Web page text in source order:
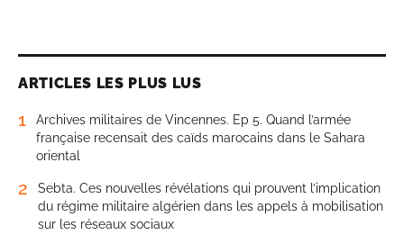
ARTICLES LES PLUS LUS
1
Archives militaires de Vincennes. Ep 5. Quand l’armée
française recensait des caïds marocains dans le Sahara
oriental
2
Sebta. Ces nouvelles révélations qui prouvent l’implication
du régime militaire algérien dans les appels à mobilisation
sur les réseaux sociaux